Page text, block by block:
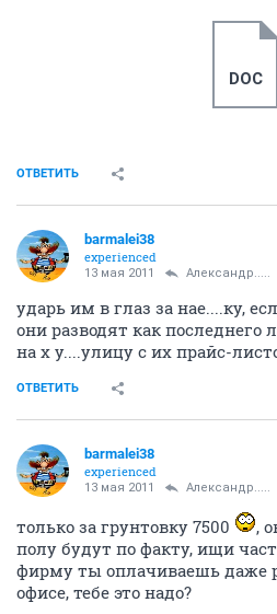
DOC
ОТВЕТИТЬ
barmalei38
experienced
13 мая 2011 Александр.....
ударь им в глаз за нае....ку,
они разводят как последнего
на х у....улицу с их прайс-
ОТВЕТИТЬ
barmalei38
experienced
13 мая 2011 Александр.....
только за грунтовку 7500
,
полу будут по факту, ищи
фирму ты оплачиваешь даже
офисе, тебе это надо?